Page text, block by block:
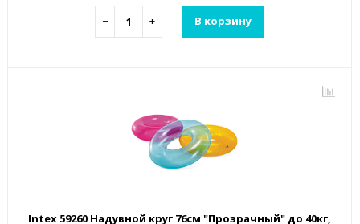
− + В корзину
Intex 59260 Надувной круг 76см "Прозрачный" до 40кг,